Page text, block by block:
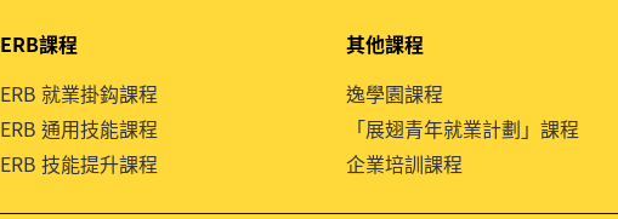
ERB課程
ERB 就業掛鈎課程
ERB 通用技能課程
ERB 技能提升課程
其他課程
逸學園課程
「展翅青年就業計劃」課程
企業培訓課程